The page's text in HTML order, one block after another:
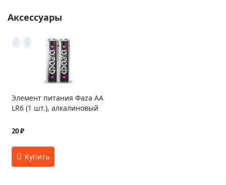
Аксессуары
Элемент питания Фаza AA
LR6 (1 шт.), алкалиновый
20 ₽